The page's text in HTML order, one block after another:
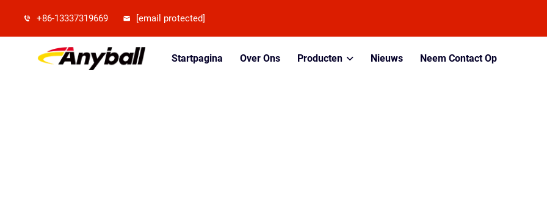
+86-13337319669 [email protected]
Startpagina Over Ons Producten Nieuws Neem Contact Op